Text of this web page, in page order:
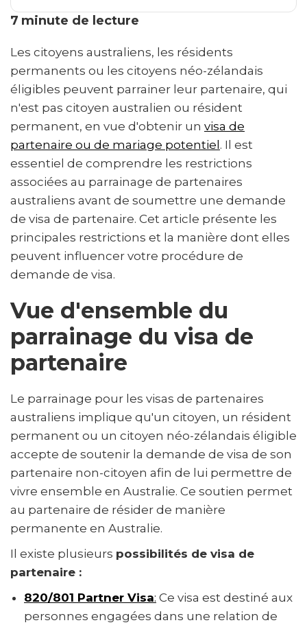
Gérer les situations complexes de parrainage
Comprendre les refus de visa et les recours
Pourquoi des agents de migration australiens ?
7 minute de lecture
Les citoyens australiens, les résidents
permanents ou les citoyens néo-zélandais
éligibles peuvent parrainer leur partenaire, qui
n'est pas citoyen australien ou résident
permanent, en vue d'obtenir un visa de
partenaire ou de mariage potentiel . Il est
essentiel de comprendre les restrictions
associées au parrainage de partenaires
australiens avant de soumettre une demande
de visa de partenaire. Cet article présente les
principales restrictions et la manière dont elles
peuvent influencer votre procédure de
demande de visa.
Vue d'ensemble du
parrainage du visa de
partenaire
Le parrainage pour les visas de partenaires
australiens implique qu'un citoyen, un résident
permanent ou un citoyen néo-zélandais éligible
accepte de soutenir la demande de visa de son
partenaire non-citoyen afin de lui permettre de
vivre ensemble en Australie. Ce soutien permet
au partenaire de résider de manière
permanente en Australie.
Il existe plusieurs possibilités de visa de
partenaire :
820/801 Partner Visa: Ce visa est destiné aux
personnes engagées dans une relation de